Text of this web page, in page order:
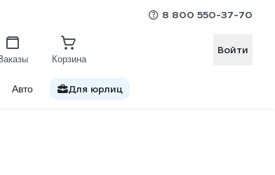
8 800 550-37-70
Корзина
Войти
Авто Для юрлиц